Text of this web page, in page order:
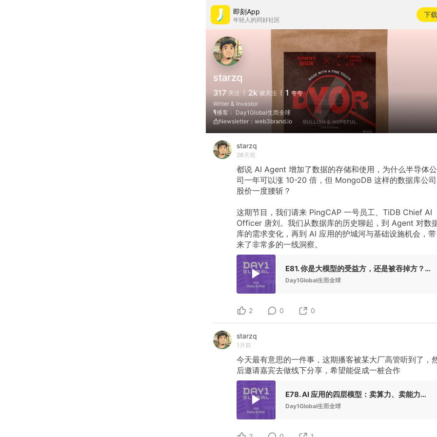
即刻App
年轻人的同好社区
下载
starzq
317 关注 2k 被关注 1 夸夸
Writer & Investor
🎙播客： Day1Global生而全球
📩Newsletter：web3brand.io
starzq
26天前
都说 AI Agent 增加了数据的存储和使用，为什么半导体公
司一年可以涨 10-20 倍，但 MongoDB 这样的数据库公司
股价一度腰斩？
这期节目，我们请来 PingCAP 一号员工、TiDB Chief AI
Officer 唐刘。我们从数据库的历史聊起，到 Agent 对数
库的需求变化，再到 AI 应用的护城河与基础设施机会，带
来了非常多的一线洞察。
E81. 你是大模型的受益方，还是被吞掉方？AI应用的护城河与基础设施机会 ft. TiDB 唐刘
Day1Global生而全球
2 0 0
starzq
1月前
今天最有意思的一件事，这期播客被某大厂高管听到了，
后邀请嘉宾去做线下分享，希望能促成一桩合作
E78. AI 应用的四层模型：卖算力、卖能力、卖入口、卖结果 ft. EvoseAI Bingo
Day1Global生而全球